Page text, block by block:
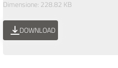
Dimensione: 228.82 KB
DOWNLOAD